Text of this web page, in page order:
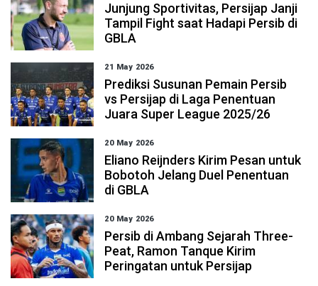
Junjung Sportivitas, Persijap Janji
Tampil Fight saat Hadapi Persib di
GBLA
21 May 2026
Prediksi Susunan Pemain Persib
vs Persijap di Laga Penentuan
Juara Super League 2025/26
20 May 2026
Eliano Reijnders Kirim Pesan untuk
Bobotoh Jelang Duel Penentuan
di GBLA
20 May 2026
Persib di Ambang Sejarah Three-
Peat, Ramon Tanque Kirim
Peringatan untuk Persijap